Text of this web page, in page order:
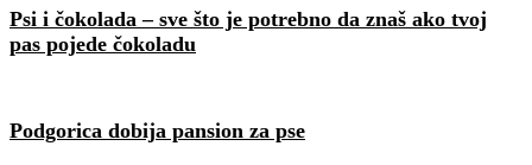
Psi i čokolada – sve što je potrebno da znaš ako tvoj
pas pojede čokoladu
Podgorica dobija pansion za pse